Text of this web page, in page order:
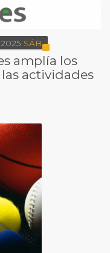
2025 SÁB
amplía los
actividades